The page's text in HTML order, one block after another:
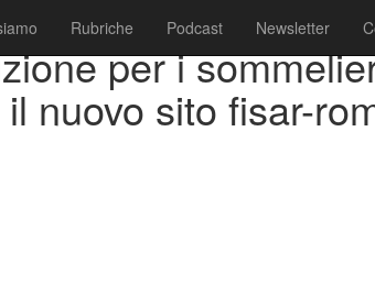
Rubriche Podcast Newsletter
per i
nuovo sito fisar-